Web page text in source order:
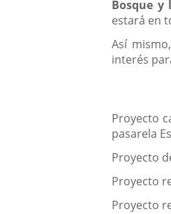
Bosque y
estará en
Así
interés
Proyecto
pasarela
Proyecto
Proyecto
Proyecto